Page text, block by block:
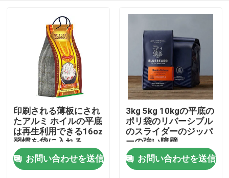
ホーム
印刷される薄板にされ
たアルミ ホイルの平底
は再生利用できる16oz
習慣を袋に入れる
お問い合わせを送信
3kg 5kg 10kgの平底の
ポリ袋のリバーシブル
のスライダーのジッパ
ーの強い障壁
お問い合わせを送信